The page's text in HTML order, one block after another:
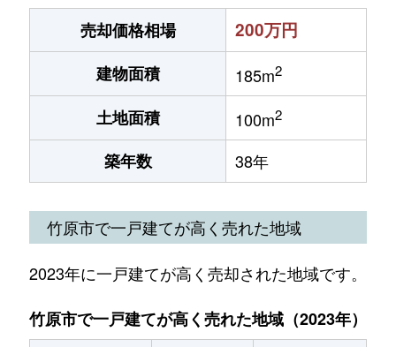
売却価格相場
200万円
建物面積 185m2
土地面積 100m2
築年数 38年
竹原市で一戸建てが高く売れた地域
2023年に一戸建てが高く売却された地域です。
竹原市で一戸建てが高く売れた地域（2023年）